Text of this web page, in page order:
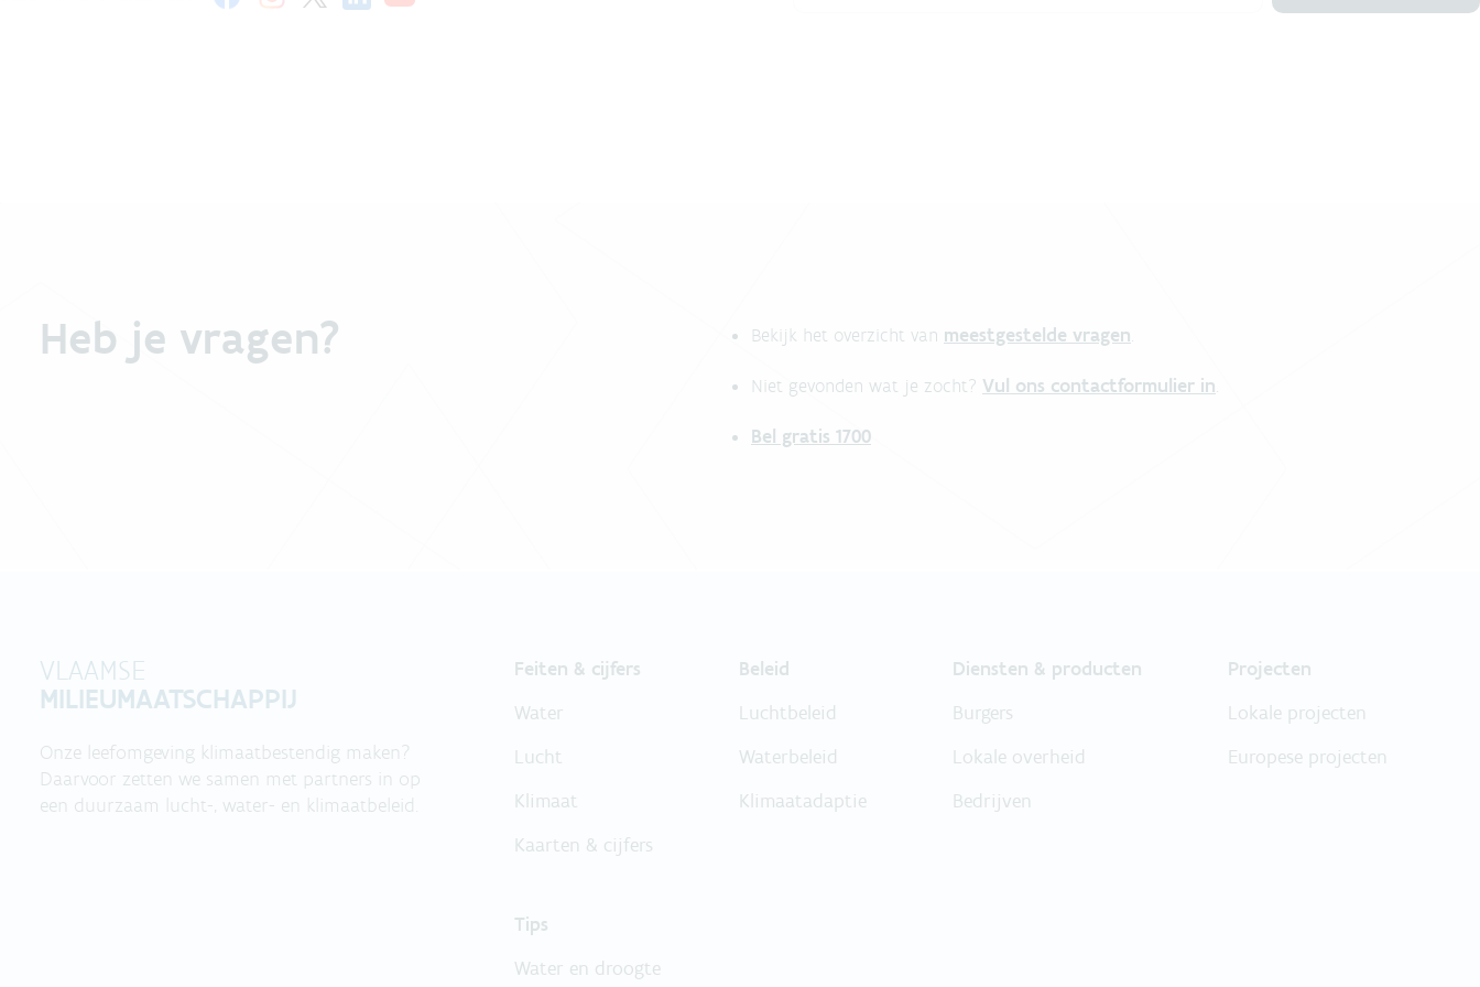
Heb je vragen? Bekijk het overzicht van meestgestelde vragen.
Niet gevonden wat je zocht? Vul ons contactformulier in.
Bel gratis 1700
VLAAMSE
MILIEUMAATSCHAPPIJ
Onze leefomgeving klimaatbestendig maken?
Daarvoor zetten we samen met partners in op
een duurzaam lucht-, water- en klimaatbeleid.
Feiten & cijfers
Water
Lucht
Klimaat
Kaarten & cijfers
Beleid
Luchtbeleid
Waterbeleid
Klimaatadaptie
Diensten & producten
Burgers
Lokale overheid
Bedrijven
Projecten
Lokale projecten
Europese projecten
Tips
Water en droogte